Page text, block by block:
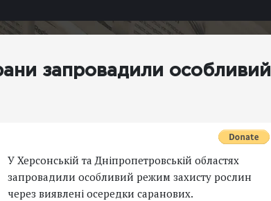
запровадили особливий
У Херсонській та Дніпропетровській областях
запровадили особливий режим захисту рослин
через виявлені осередки саранових.